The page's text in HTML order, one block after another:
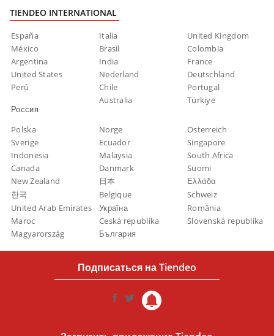
TIENDEO INTERNATIONAL
España Italia
United Kingdom
México
Brasil
Colombia
Argentina
India
France
United States
Nederland
Deutschland
Perú
Chile
Portugal
Россия
Australia Türkiye
Polska Norge
Österreich
Sverige
Ecuador
Singapore
Indonesia
Malaysia
South Africa
Canada
Danmark
Suomi
New Zealand
日本
Ελλάδα
한국
Belgique
Schweiz
United Arab Emirates
Україна
România
Maroc
Ceská republika
Slovenská republika
Magyarország
България
Подписаться на Tiendeo